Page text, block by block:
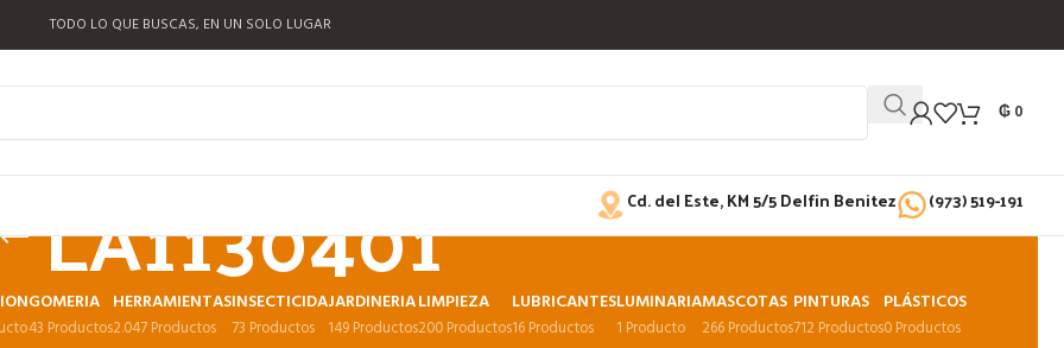
TODO LO QUE BUSCAS, EN UN SOLO LUGAR
₲0
Cd. del Este, KM 5/5 Delfin Benitez (973) 519-191
LA1130401
GOMERIA
43 Productos
HERRAMIENTAS
2.047 Productos
INSECTICIDA
73 Productos
JARDINERIA
149 Productos
LIMPIEZA
200 Productos
LUBRICANTES
16 Productos
LUMINARIA
1 Producto
MASCOTAS
266 Productos
PINTURAS
712 Productos
PLÁSTICOS
0 Productos